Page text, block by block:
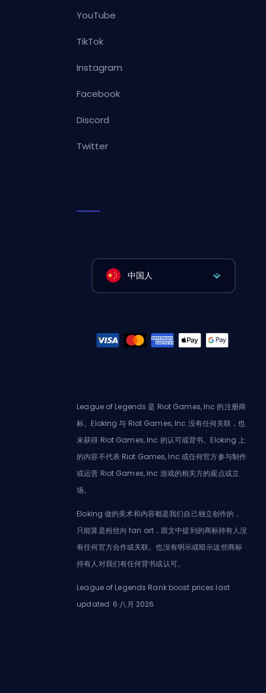
YouTube
TikTok
Instagram
Facebook
Discord
Twitter
中国人
League of Legends 是 Riot Games, Inc 的注册商
标。Eloking 与 Riot Games, Inc 没有任何关联，也
未获得 Riot Games, Inc 的认可或背书。Eloking 上
的内容不代表 Riot Games, Inc 或任何官方参与制作
或运营 Riot Games, Inc 游戏的相关方的观点或立
场。
Eloking 做的美术和内容都是我们自己独立创作的，
只能算是粉丝向 fan art，跟文中提到的商标持有人没
有任何官方合作或关联。也没有明示或暗示这些商标
持有人对我们有任何背书或认可。
League of Legends Rank boost prices last
updated: 6 八月 2026